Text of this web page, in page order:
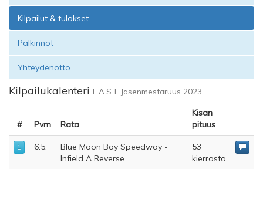
Kilpailut & tulokset
Palkinnot
Yhteydenotto
Kilpailukalenteri F.A.S.T. Jäsenmestaruus 2023
# Pvm Rata
Kisan
pituus
1 6.5.
Blue Moon Bay Speedway -
Infield A Reverse
53
kierrosta